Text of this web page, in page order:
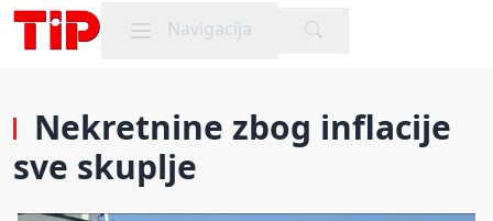
Mobile menu
Navigacija
Nekretnine zbog inflacije
sve skuplje